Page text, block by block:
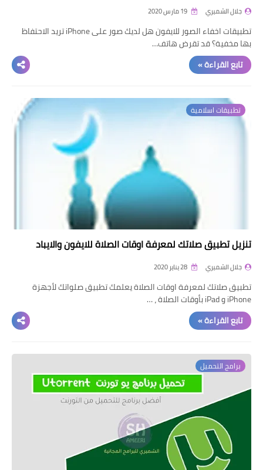
جلال الشميري
تطبيقات اخفاء الصور للايفون هل لديك صور على iPhone تريد الاحتفاظ
بها مخفية؟ قد تقرض هاتف…
تابع القراءة »
تطبيقات اسلامية
تنزيل تطبيق صلاتك لمعرفة اوقات الصلاة للايفون والايباد
جلال الشميري
تطبيق صلاتك لمعرفة اوقات الصلاة يعلمك تطبيق صلواتك لأجهزة
iPhone و iPad بأوقات الصلاة ، …
تابع القراءة »
برامج التحميل